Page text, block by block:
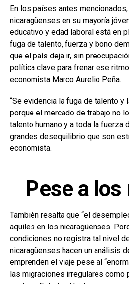
En los países antes
nicaragüenses en su mayoría
educativo y edad laboral está en
fuga de talento, fuerza y bono
que el país deja ir, sin
política clave para frenar ese
economista Marco Aurelio Peña.
“Se evidencia la fuga de talento y
porque el mercado de trabajo no
talento humano y a toda la fuerza
grandes desequilibrio que son
economista.
Pese a los
También resalta que “el
aquiles en los nicaragüenses.
condiciones no registra tal nivel
nicaragüenses hacen un análisis
emprenden el viaje pese al
las migraciones irregulares como